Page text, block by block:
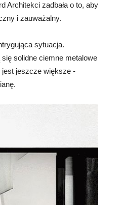
Architekci zadbała o to, aby
i zauważalny.
sytuacja.
solidne ciemne metalowe
jest jeszcze większe -